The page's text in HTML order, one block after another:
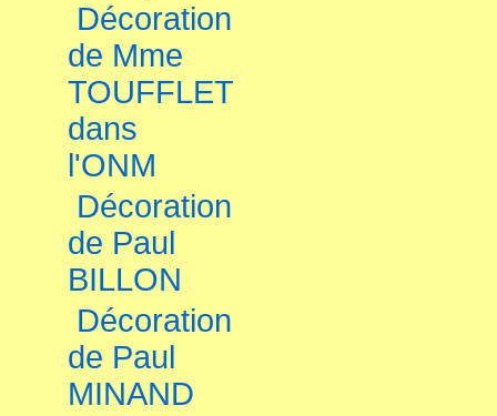
Décoration
de Mme
TOUFFLET
dans
l'ONM
Décoration
de Paul
BILLON
Décoration
de Paul
MINAND